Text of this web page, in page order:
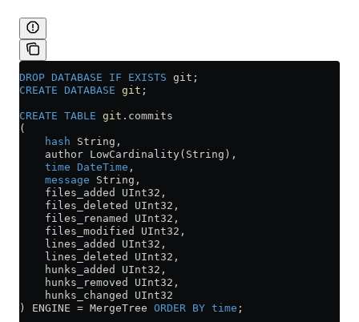
DROP DATABASE IF EXISTS git;
CREATE DATABASE git ;
CREATE TABLE git .commits
(
    hash
String,
    author LowCardinality(String),
    time
DateTime ,
    message
String,
    files_added UInt32,
    files_deleted UInt32,
    files_renamed UInt32,
    files_modified UInt32,
    lines_added UInt32,
    lines_deleted UInt32,
    hunks_added UInt32,
    hunks_removed UInt32,
    hunks_changed UInt32
) ENGINE = MergeTree ORDER BY time ;